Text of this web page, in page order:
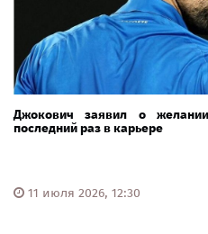
Джокович заявил о
последний раз в карьере
11 июля 2026, 12:30